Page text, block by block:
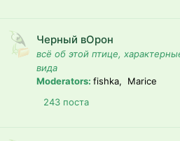
Черный вОрон
всё об этой птице,
вида
Moderators: fishka, Marice
243 поста